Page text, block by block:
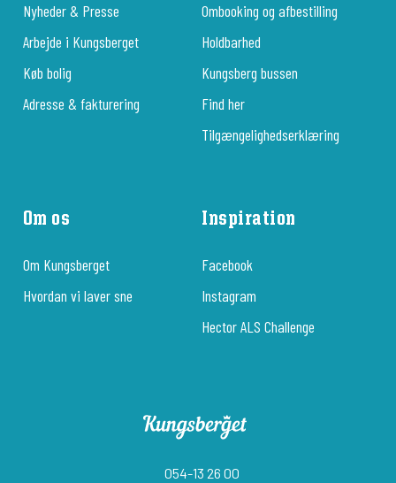
Nyheder & Presse
Arbejde i Kungsberget
Køb bolig
Adresse & fakturering
Ombooking og afbestilling
Holdbarhed
Kungsberg bussen
Find her
Tilgængelighedserklæring
Om os
Om Kungsberget
Hvordan vi laver sne
Inspiration
Facebook
Instagram
Hector ALS Challenge
054-13 26 00